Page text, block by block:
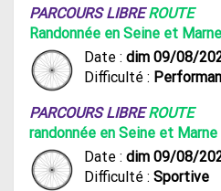
PARCOURS LIBREROUTE
Randonnée en Seine et
Date : dim 09/08/
Difficulté :
PARCOURS LIBREROUTE
randonnée en Seine et
Date : dim 09/08/
Difficulté : Sportive